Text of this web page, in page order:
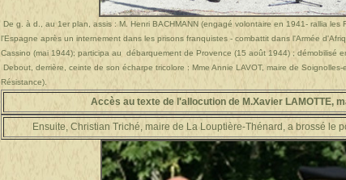
De g. à d., au 1er plan, assis : M. Henri BACHMANN (engagé volontaire en 1941- rallia
l'Espagne après un internement dans les prisons franquistes - combattit dans l'Armée
Cassino (mai 1944); participa au débarquement de Provence (15 août 1944) ; démobilisé
Debout, derrière, ceinte de son écharpe tricolore : Mme Annie LAVOT, maire de
Résistance).
Accès au texte de l'allocution de M.Xavier LAMOTTE,
Ensuite, Christian Triché, maire de La Louptière-Thénard, a brossé le